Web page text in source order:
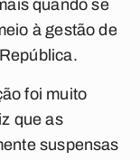
quando se
à gestão de
foi muito
que as
suspensas